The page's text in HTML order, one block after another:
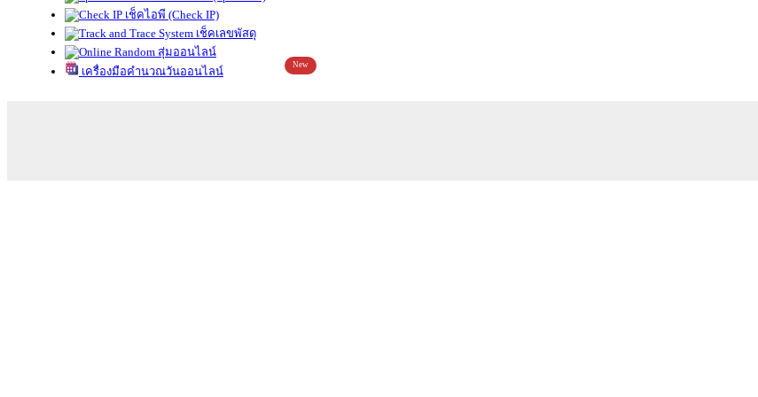
เช็คไอพี (Check IP)
เช็คเลขพัสดุ
สุ่มออนไลน์
เครื่องมือคำนวณวันออนไลน์
New